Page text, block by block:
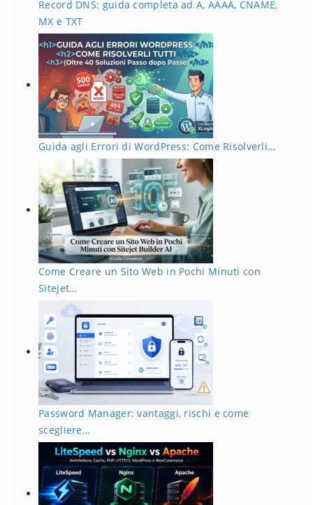
Record DNS: guida completa ad A, AAAA, CNAME,
MX e TXT
Guida agli Errori di WordPress: Come Risolverli…
Come Creare un Sito Web in Pochi Minuti con
Sitejet…
Password Manager: vantaggi, rischi e come
scegliere…